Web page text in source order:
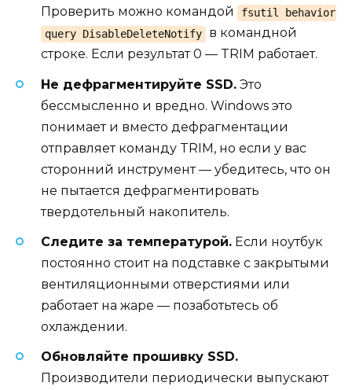
Проверить можно командой
fsutil behavior
query DisableDeleteNotify
в командной
строке. Если результат 0 — TRIM работает.
Не дефрагментируйте SSD. Это
бессмысленно и вредно. Windows это
понимает и вместо дефрагментации
отправляет команду TRIM, но если у вас
сторонний инструмент — убедитесь, что он
не пытается дефрагментировать
твердотельный накопитель.
Следите за температурой. Если ноутбук
постоянно стоит на подставке с закрытыми
вентиляционными отверстиями или
работает на жаре — позаботьтесь об
охлаждении.
Обновляйте прошивку SSD.
Производители периодически выпускают